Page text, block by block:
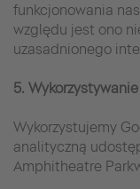
funkcjonowania
względu jest ono
uzasadnionego
5.
Wykorzystujemy
analityczną
Amphitheatre